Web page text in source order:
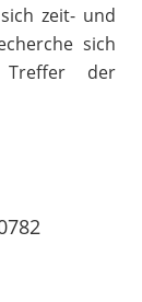
zeit- und
sich
der